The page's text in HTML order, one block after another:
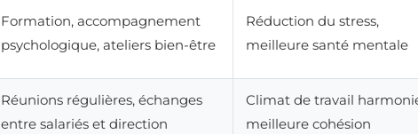
Formation, accompagnement
psychologique, ateliers bien-être
Réduction du stress,
meilleure santé mentale
Réunions régulières, échanges
entre salariés et direction
Climat de travail
meilleure cohésion